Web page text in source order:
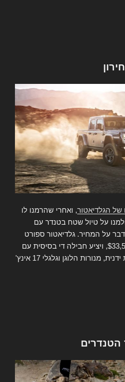
של הגלדיאטור, ואחרי שהרמנו לו
על טיול שטח בטנדר עם
על המחיר. גלדיאטור ספורט
(הדגם הבסיסי) יימכר ב-$33,545, ויציע חבילה די בסיסית עם
חלונות ידניים, נעילת דלתות ידנית, מנורות הלוגן וגלגלי 17 אינץ'
הטנדרים